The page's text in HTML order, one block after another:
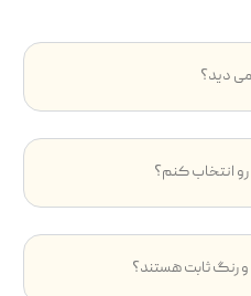
دید؟
رو انتخاب کنم؟
رنگ ثابت هستند؟